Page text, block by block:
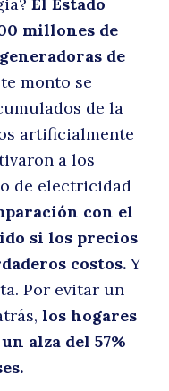
millones de
de
monto se
de la
artificialmente
a los
de electricidad
con el
si los precios
costos.Y
Por evitar un
los hogares
alza del 57%